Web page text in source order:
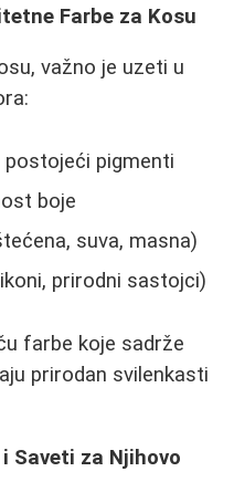
Farbe za Kosu
važno je uzeti u
postojeći pigmenti
boje
suva, masna)
prirodni sastojci)
farbe koje sadrže
prirodan svilenkasti
Saveti za Njihovo